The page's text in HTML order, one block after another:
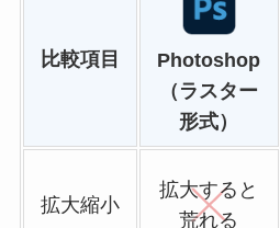
比較項目
Photoshop
（ラスター
形式）
拡大縮小
拡大すると
荒れる